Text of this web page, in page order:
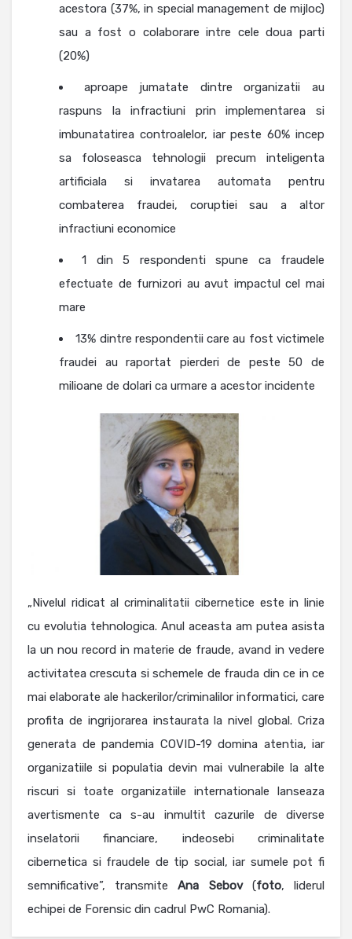
acestora (37%, in special management de mijloc)
sau a fost o colaborare intre cele doua parti
(20%)
aproape jumatate dintre organizatii au
raspuns la infractiuni prin implementarea si
imbunatatirea controalelor, iar peste 60% incep
sa foloseasca tehnologii precum inteligenta
artificiala si invatarea automata pentru
combaterea fraudei, coruptiei sau a altor
infractiuni economice
1 din 5 respondenti spune ca fraudele
efectuate de furnizori au avut impactul cel mai
mare
13% dintre respondentii care au fost victimele
fraudei au raportat pierderi de peste 50 de
milioane de dolari ca urmare a acestor incidente
„Nivelul ridicat al criminalitatii cibernetice este in linie
cu evolutia tehnologica. Anul aceasta am putea asista
la un nou record in materie de fraude, avand in vedere
activitatea crescuta si schemele de frauda din ce in ce
mai elaborate ale hackerilor/criminalilor informatici, care
profita de ingrijorarea instaurata la nivel global. Criza
generata de pandemia COVID-19 domina atentia, iar
organizatiile si populatia devin mai vulnerabile la alte
riscuri si toate organizatiile internationale lanseaza
avertismente ca s-au inmultit cazurile de diverse
inselatorii financiare, indeosebi criminalitate
cibernetica si fraudele de tip social, iar sumele pot fi
semnificative”, transmiteAna Sebov(foto, liderul
echipei de Forensic din cadrul PwC Romania).